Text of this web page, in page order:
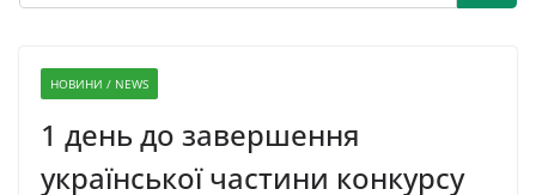
НОВИНИ / NEWS
1 день до завершення
української частини конкурсу